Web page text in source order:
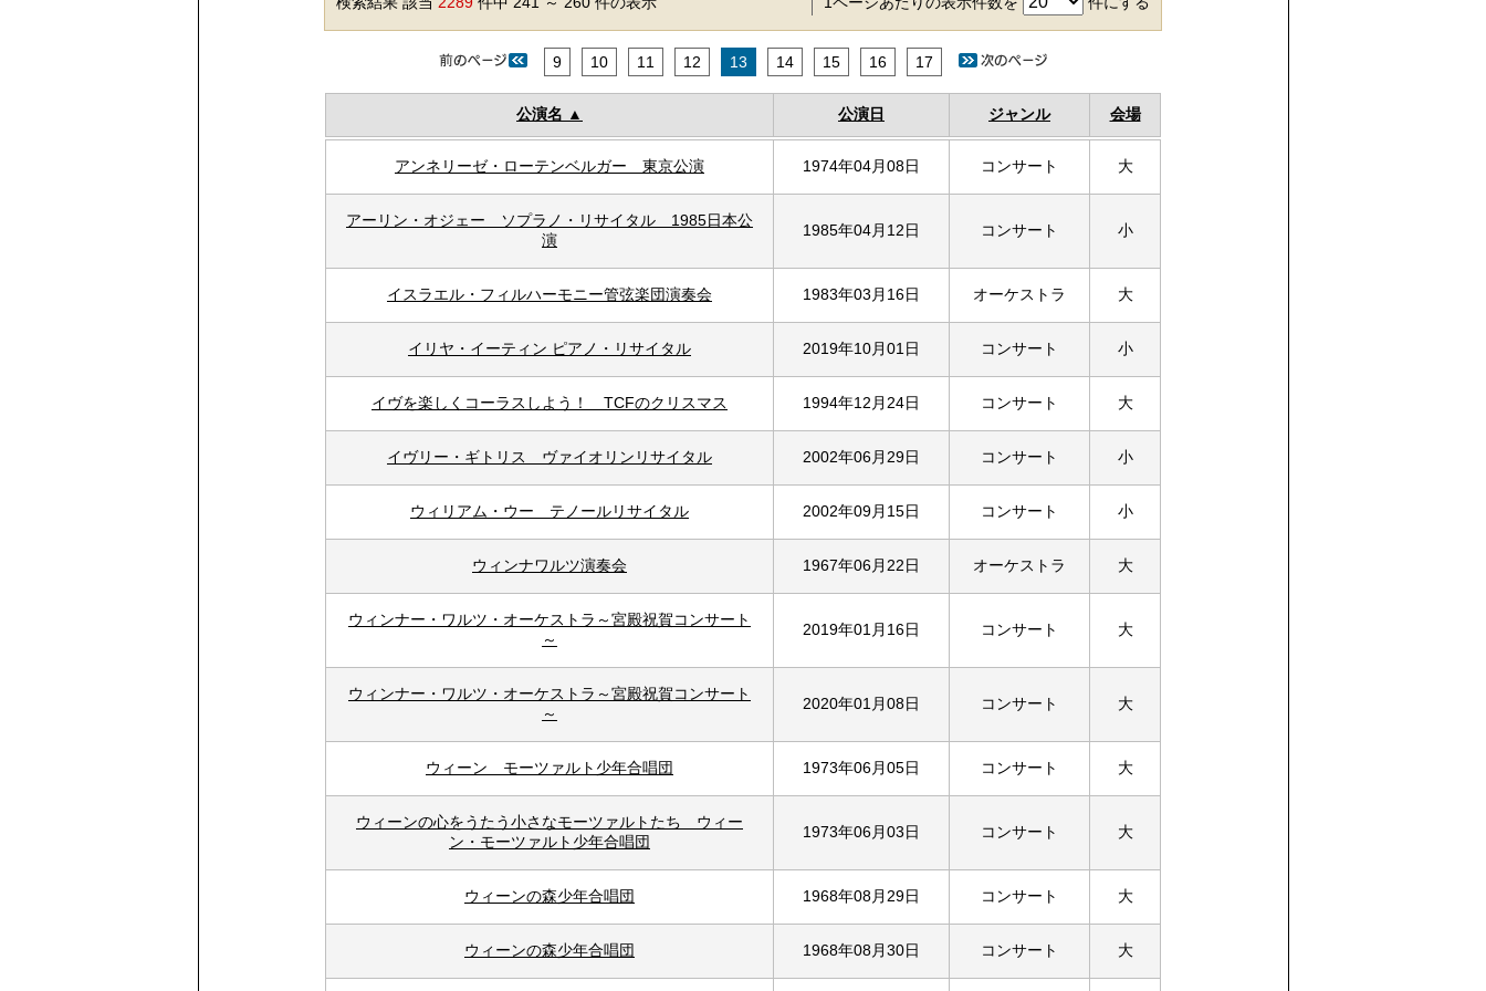
9 10 11 12 13 14 15 16 17
公演名 公演日 ジャンル 会場
アンネリーゼ・ローテンベルガー 東京公演 1974年04月08日 コンサート 大
アーリン・オジェー ソプラノ・リサイタル 1985日本公
演
1985年04月12日 コンサート 小
イスラエル・フィルハーモニー管弦楽団演奏会 1983年03月16日 オーケストラ 大
イリヤ・イーティン ピアノ・リサイタル 2019年10月01日 コンサート 小
イヴを楽しくコーラスしよう！ TCFのクリスマス 1994年12月24日 コンサート 大
イヴリー・ギトリス ヴァイオリンリサイタル 2002年06月29日 コンサート 小
ウィリアム・ウー テノールリサイタル 2002年09月15日 コンサート 小
ウィンナワルツ演奏会 1967年06月22日 オーケストラ 大
ウィンナー・ワルツ・オーケストラ～宮殿祝賀コンサート
～
2019年01月16日 コンサート 大
ウィンナー・ワルツ・オーケストラ～宮殿祝賀コンサート
～
2020年01月08日 コンサート 大
ウィーン モーツァルト少年合唱団 1973年06月05日 コンサート 大
ウィーンの心をうたう小さなモーツァルトたち ウィー
ン・モーツァルト少年合唱団
1973年06月03日 コンサート 大
ウィーンの森少年合唱団 1968年08月29日 コンサート 大
ウィーンの森少年合唱団 1968年08月30日 コンサート 大